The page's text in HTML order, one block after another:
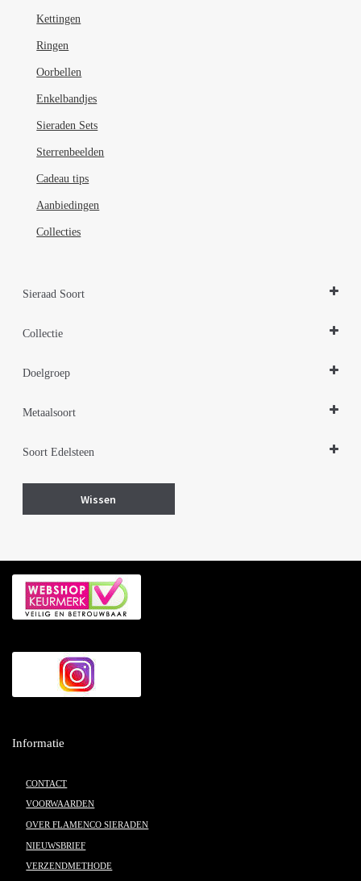
Kettingen
Ringen
Oorbellen
Enkelbandjes
Sieraden Sets
Sterrenbeelden
Cadeau tips
Aanbiedingen
Collecties
Sieraad Soort
Collectie
Sieraden Edelstenen
Doelgroep
Metaalsoort
Soort Edelsteen
Wissen
Informatie
CONTACT
VOORWAARDEN
OVER FLAMENCO SIERADEN
NIEUWSBRIEF
VERZENDMETHODE